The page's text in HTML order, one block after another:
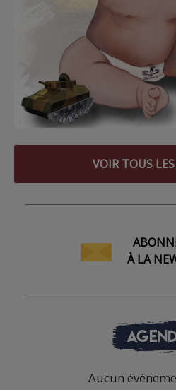
VOIR TOUS
À LA
Aucun